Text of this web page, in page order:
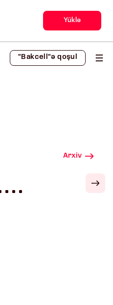
Yüklə
"Bakcell"ə qoşul
Arxiv